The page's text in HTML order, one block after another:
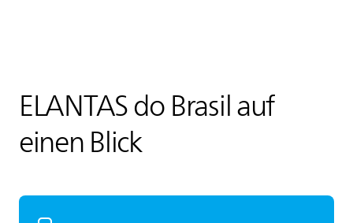
ELANTASdo Brasil auf
einen Blick